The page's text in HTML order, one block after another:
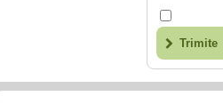
copil, cu gandul ca e
Trimite